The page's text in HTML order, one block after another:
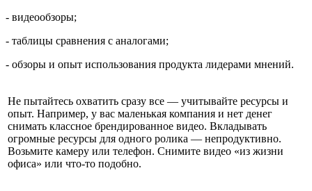
- видеообзоры;
- таблицы сравнения с аналогами;
- обзоры и опыт использования продукта лидерами мнений.
Не пытайтесь охватить сразу все — учитывайте ресурсы и
опыт. Например, у вас маленькая компания и нет денег
снимать классное брендированное видео. Вкладывать
огромные ресурсы для одного ролика — непродуктивно.
Возьмите камеру или телефон. Снимите видео «из жизни
офиса» или что-то подобно.